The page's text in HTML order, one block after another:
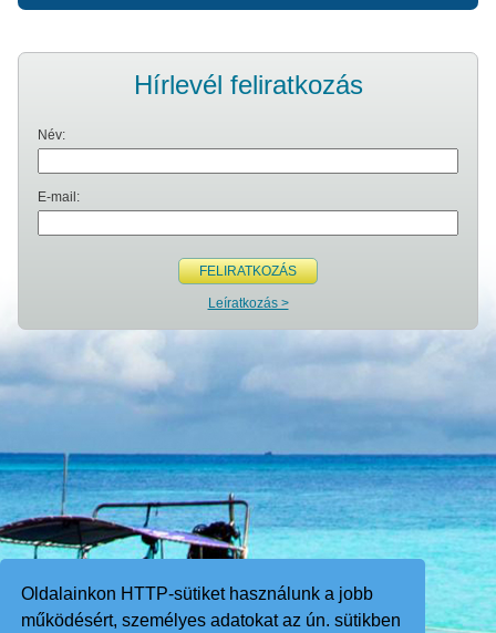
Oldalainkon HTTP-sütiket használunk a jobb
működésért, személyes adatokat az ún. sütikben
Hírlevél feliratkozás
Név:
E-mail:
FELIRATKOZÁS
Leíratkozás >